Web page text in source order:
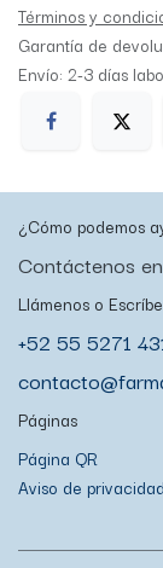
Términos y
Garantía de
Envío: 2-3 días
¿Cómo podemos
Contáctenos
Llámenos o
+52 55 5271
Páginas
Página QR
Aviso de privacidad